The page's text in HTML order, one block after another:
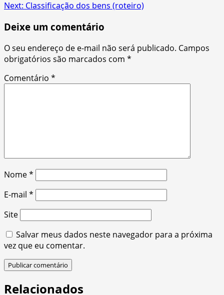
navigation
Next: Classificação dos bens (roteiro)
Deixe um comentário
O seu endereço de e-mail não será publicado. Campos
obrigatórios são marcados com *
Comentário *
Nome*
E-mail *
Site
Salvar meus dados neste navegador para a próxima
vez que eu comentar.
Relacionados